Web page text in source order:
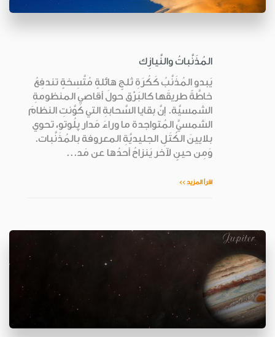
المُذَنَّباتُ والنَّيازِك
يَبدو المُذَنَّبُ كَكُرَةِ ثلجٍ هائلةٍ مُتَّسِخةٍ تندفِعُ
خاطَّةً طريقَها كالبَرْق حولَ أقاصي المنظومةِ
الشمسيَّة. إنَّ بقايا السَّحابةِ التي كَوَّنتِ النظامَ
الشمسيَّ المُتواجدة ما وراءَ مَدار پلُوتو، تحوي
بلايينَ الكُتَلِ الجليديَّةِ المعروفة بالمُذَنَّبات.
وَمِن حينٍ لآخر يَنزاحُ أحدُها عن مَد...
اقرأ المزيد >>